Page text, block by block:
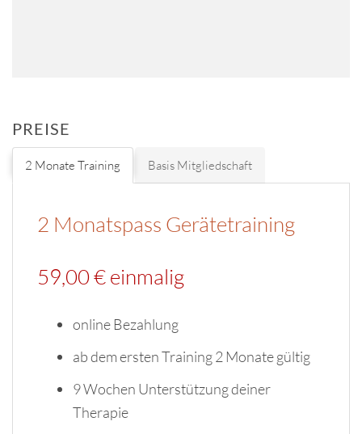
PREISE
2 Monate Training Basis Mitgliedschaft
2 Monatspass Gerätetraining
59,00 € einmalig
online Bezahlung
ab dem ersten Training 2 Monate gültig
9 Wochen Unterstützung deiner
Therapie